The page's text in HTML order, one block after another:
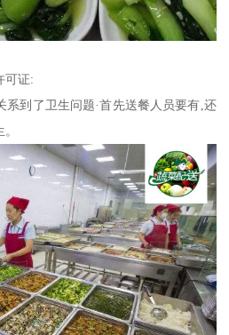
可证:
系到了卫生问题·首先送餐人员要有,还